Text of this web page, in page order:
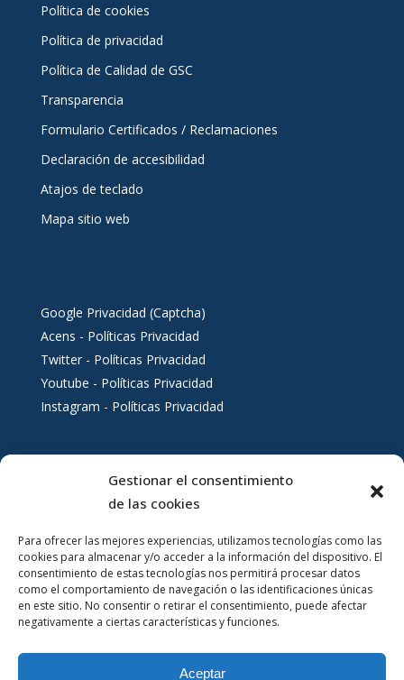
Gestionar el consentimiento
de las cookies
Para ofrecer las mejores experiencias, utilizamos tecnologías como las
cookies para almacenar y/o acceder a la información del dispositivo. El
consentimiento de estas tecnologías nos permitirá procesar datos
como el comportamiento de navegación o las identificaciones únicas
en este sitio. No consentir o retirar el consentimiento, puede afectar
negativamente a ciertas características y funciones.
Aceptar
Política de cookies
Política de privacidad
Política de Calidad de GSC
Transparencia
Formulario Certificados / Reclamaciones
Declaración de accesibilidad
Atajos de teclado
Mapa sitio web
Google Privacidad (Captcha)
Acens - Políticas Privacidad
Twitter - Políticas Privacidad
Youtube - Políticas Privacidad
Instagram - Políticas Privacidad
Servicios al ciudadano